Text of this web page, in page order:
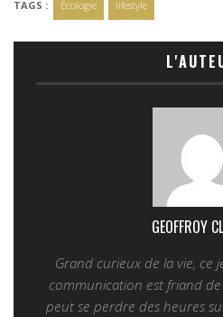
TAGS : Écologie lifestyle
GEOFFROY
Grand curieux de la vie, ce
communication est friand
peut se perdre des heures